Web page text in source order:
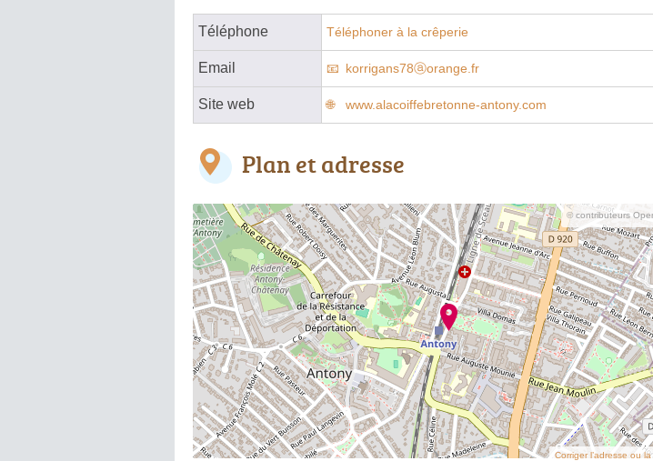
Téléphone Téléphoner à la crêperie
Email korrigans78ⓐorange.fr
Site web www.alacoiffebretonne-antony.com
Plan et adresse
© contributeurs
Corriger l’adresse ou